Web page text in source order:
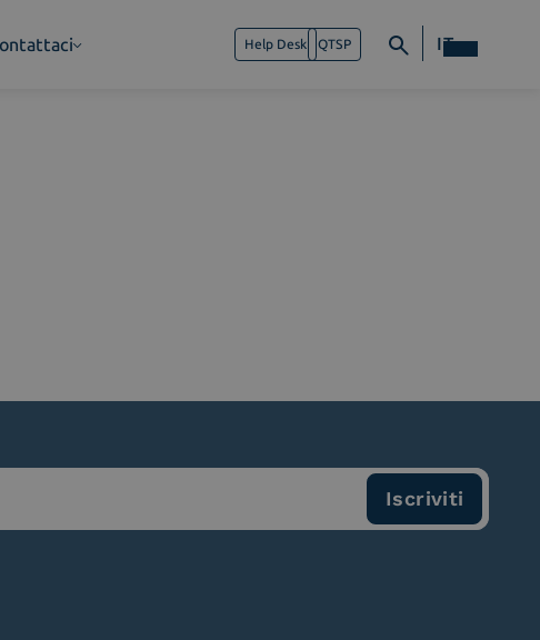
Help Desk QTSP IT